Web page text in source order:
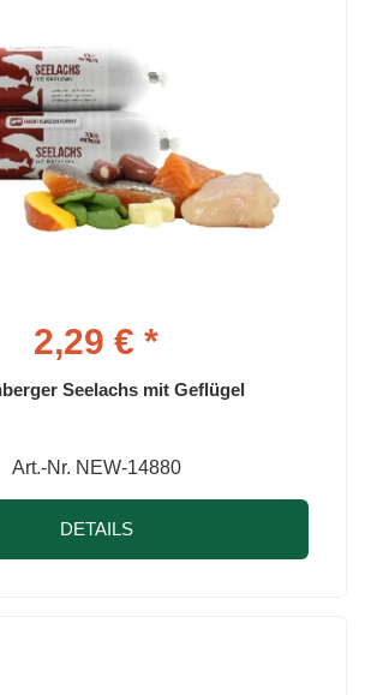
2,29 € *
Seelachs mit Geflügel
Art.-Nr. NEW-14880
DETAILS